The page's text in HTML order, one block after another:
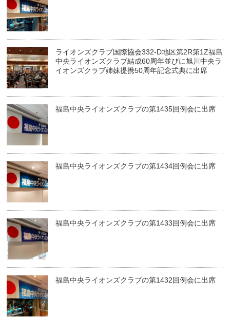
ライオンズクラブ国際協会332-D地区第2R第1Z福島
中央ライオンズクラブ結成60周年並びに旭川中央ラ
イオンズクラブ姉妹提携50周年記念式典に出席
福島中央ライオンズクラブの第1435回例会に出席
福島中央ライオンズクラブの第1434回例会に出席
福島中央ライオンズクラブの第1433回例会に出席
福島中央ライオンズクラブの第1432回例会に出席